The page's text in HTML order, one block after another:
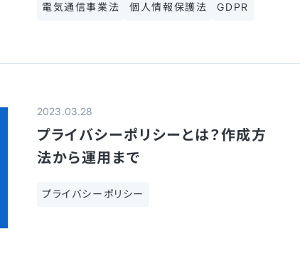
電気通信事業法 個人情報保護法 GDPR
2023.03.28
プライバシーポリシーとは？作成方
法から運用まで
プライバシーポリシー